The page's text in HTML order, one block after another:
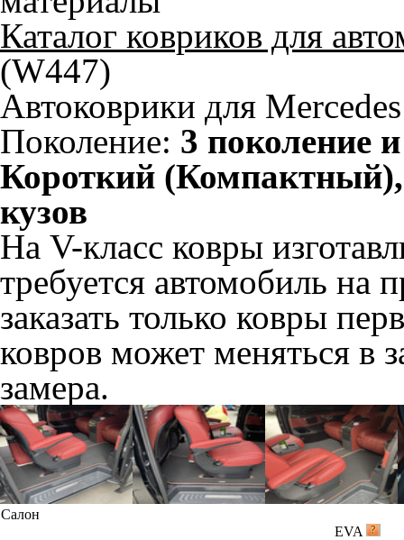
Каталог ковриков для
(W447)
Автоковрики для
Поколение: 3 поколение
Короткий
кузов
На V-класс ковры
требуется автомобиль
заказать только ковры
ковров может меняться в
замера.
Салон
EVA